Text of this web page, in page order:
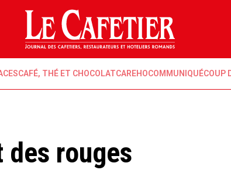
CAFÉ, THÉ ET CHOCOLATCAREHOCOMMUNIQUÉCOUP
des rouges